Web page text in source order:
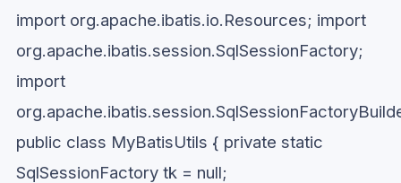
import org.apache.ibatis.io.Resources; import
org.apache.ibatis.session.SqlSessionFactory;
import
public class MyBatisUtils { private static
SqlSessionFactory tk = null;